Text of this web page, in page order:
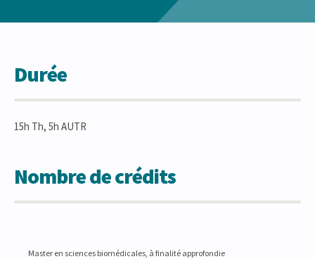
Durée
15h Th, 5h AUTR
Nombre de crédits
Master en sciences biomédicales, à finalité approfondie